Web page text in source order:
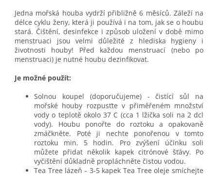
Jedna mořská houba vydrží přibližně 6 měsíců. Záleží na
délce cyklu ženy, která ji používá i na tom, jak se o houbu
stará. Čištění, desinfekce i způsob uložení v době mimo
menstruaci jsou velmi důležité z hlediska hygieny i
životnosti houby! Před každou menstruací (nebo po
menstruaci) je nutné houbu dezinfikovat.
Je možné použít:
Solnou koupel (doporučujeme) - čistící sůl na
mořské houby rozpusťte v přiměřeném množství
vody o teplotě okolo 37 C (cca 1 lžička soli na 2 dcl
vody). Houbu ponořte do roztoku a opakovaně
zmáčkněte. Poté ji nechte ponořenou v tomto
roztoku min. 5 hodin. Pro zvýšení účinku soli
můžete přidat několik kapek citrónové šťávy. Po
vyčištění důkladně propláchněte čistou vodou.
Tea Tree lázeň - 3-5 kapek Tea Tree oleje smíchejte